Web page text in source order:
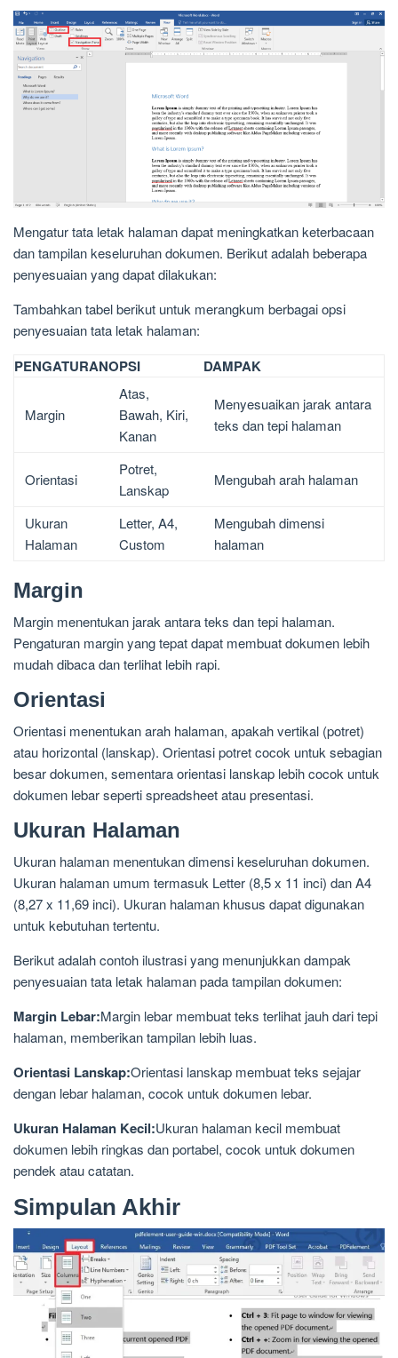
Mengatur tata letak halaman dapat meningkatkan keterbacaan
dan tampilan keseluruhan dokumen. Berikut adalah beberapa
penyesuaian yang dapat dilakukan:
Tambahkan tabel berikut untuk merangkum berbagai opsi
penyesuaian tata letak halaman:
PENGATURANOPSI DAMPAK
Margin
Atas,
Bawah, Kiri,
Kanan
Menyesuaikan jarak antara
teks dan tepi halaman
Orientasi
Potret,
Lanskap
Mengubah arah halaman
Ukuran
Halaman
Letter, A4,
Custom
Mengubah dimensi
halaman
Margin
Margin menentukan jarak antara teks dan tepi halaman.
Pengaturan margin yang tepat dapat membuat dokumen lebih
mudah dibaca dan terlihat lebih rapi.
Orientasi
Orientasi menentukan arah halaman, apakah vertikal (potret)
atau horizontal (lanskap). Orientasi potret cocok untuk sebagian
besar dokumen, sementara orientasi lanskap lebih cocok untuk
dokumen lebar seperti spreadsheet atau presentasi.
Ukuran Halaman
Ukuran halaman menentukan dimensi keseluruhan dokumen.
Ukuran halaman umum termasuk Letter (8,5 x 11 inci) dan A4
(8,27 x 11,69 inci). Ukuran halaman khusus dapat digunakan
untuk kebutuhan tertentu.
Berikut adalah contoh ilustrasi yang menunjukkan dampak
penyesuaian tata letak halaman pada tampilan dokumen:
Margin Lebar:Margin lebar membuat teks terlihat jauh dari tepi
halaman, memberikan tampilan lebih luas.
Orientasi Lanskap:Orientasi lanskap membuat teks sejajar
dengan lebar halaman, cocok untuk dokumen lebar.
Ukuran Halaman Kecil:Ukuran halaman kecil membuat
dokumen lebih ringkas dan portabel, cocok untuk dokumen
pendek atau catatan.
Simpulan Akhir